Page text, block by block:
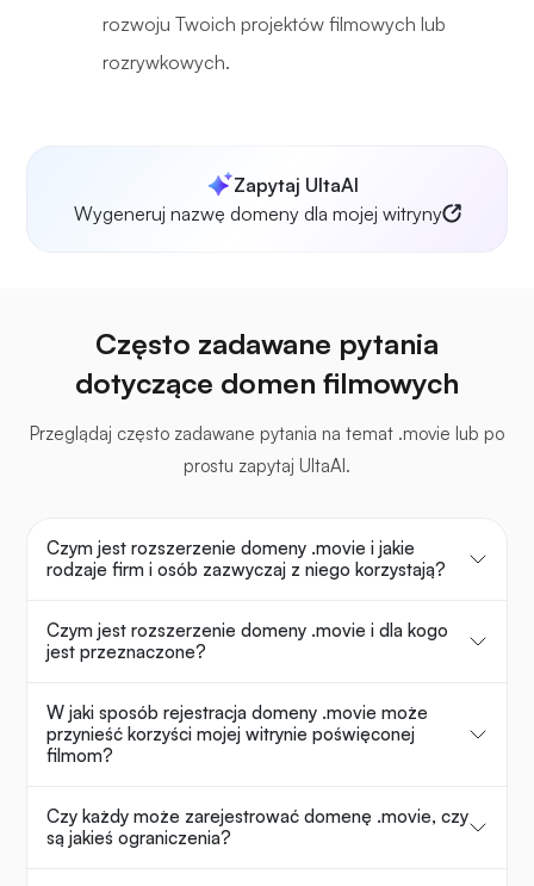
rozwoju Twoich projektów filmowych lub
rozrywkowych.
Zapytaj UltaAI
Wygeneruj nazwę domeny dla mojej witryny
Często zadawane pytania
dotyczące domen filmowych
Przeglądaj często zadawane pytania na temat .movie lub po
prostu zapytaj UltaAI.
Czym jest rozszerzenie domeny .movie i jakie
rodzaje firm i osób zazwyczaj z niego korzystają?
Czym jest rozszerzenie domeny .movie i dla kogo
jest przeznaczone?
W jaki sposób rejestracja domeny .movie może
przynieść korzyści mojej witrynie poświęconej
filmom?
Czy każdy może zarejestrować domenę .movie, czy
są jakieś ograniczenia?